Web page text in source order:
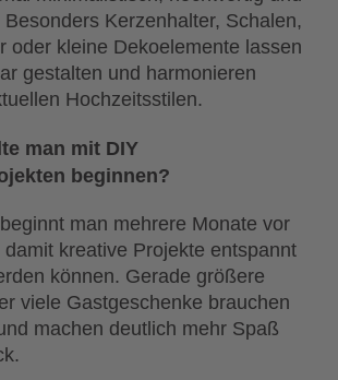
Kerzenhalter, Schalen,
oder kleine Dekoelemente lassen
gestalten und harmonieren
Hochzeitsstilen.
man mit DIY
beginnen?
man mehrere Monate vor
kreative Projekte entspannt
können. Gerade größere
viele Gastgeschenke brauchen
machen deutlich mehr Spaß